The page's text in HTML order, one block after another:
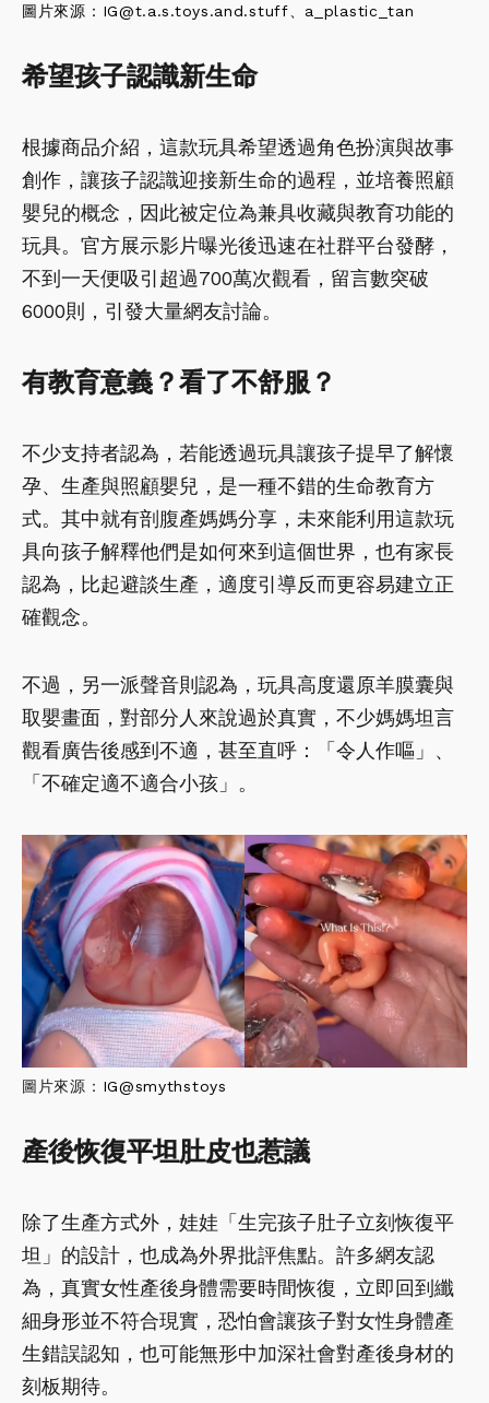
圖片來源：IG@t.a.s.toys.and.stuff a_plastic_tan
希望孩子認識新生命
根據商品介紹，這款玩具希望透過角色扮演與故事
創作，讓孩子認識迎接新生命的過程，並培養照顧
嬰兒的概念，因此被定位為兼具收藏與教育功能的
玩具。官方展示影片曝光後迅速在社群平台發酵，
不到一天便吸引超過700萬次觀看，留言數突破
6000則，引發大量網友討論。
有教育意義？看了不舒服？
不少支持者認為，若能透過玩具讓孩子提早了解懷
孕、生產與照顧嬰兒，是一種不錯的生命教育方
式。其中就有剖腹產媽媽分享，未來能利用這款玩
具向孩子解釋他們是如何來到這個世界，也有家長
認為，比起避談生產，適度引導反而更容易建立正
確觀念。
不過，另一派聲音則認為，玩具高度還原羊膜囊與
取嬰畫面，對部分人來說過於真實，不少媽媽坦言
觀看廣告後感到不適，甚至直呼：「令人作嘔」、
「不確定適不適合小孩」。
圖片來源： IG@smythstoys
產後恢復平坦肚皮也惹議
除了生產方式外，娃娃「生完孩子肚子立刻恢復平
坦」的設計，也成為外界批評焦點。許多網友認
為，真實女性產後身體需要時間恢復，立即回到纖
細身形並不符合現實，恐怕會讓孩子對女性身體產
生錯誤認知，也可能無形中加深社會對產後身材的
刻板期待。